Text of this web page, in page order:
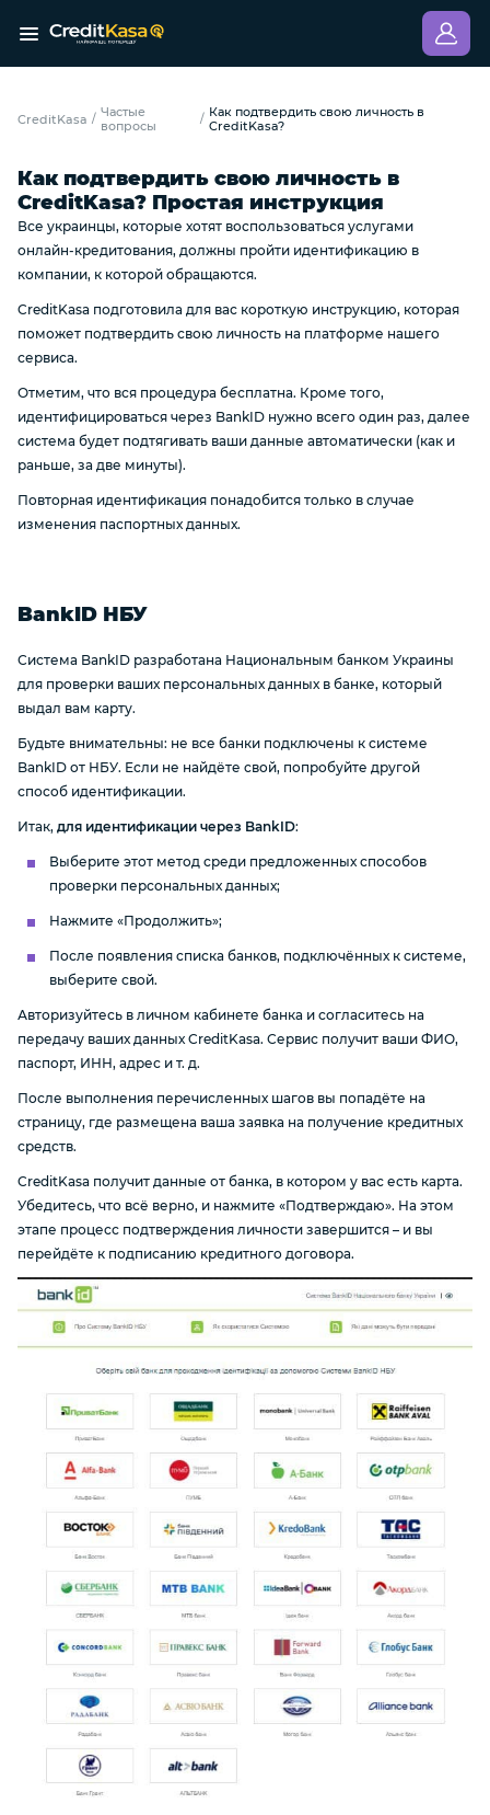
CreditKasa / Частые
вопросы
/ Как подтвердить свою личность в
CreditKasa?
Как подтвердить свою личность в
CreditKasa? Простая инструкция
Все украинцы, которые хотят воспользоваться услугами
онлайн-кредитования, должны пройти идентификацию в
компании, к которой обращаются.
CreditKasa подготовила для вас короткую инструкцию, которая
поможет подтвердить свою личность на платформе нашего
сервиса.
Отметим, что вся процедура бесплатна. Кроме того,
идентифицироваться через BankID нужно всего один раз, далее
система будет подтягивать ваши данные автоматически (как и
раньше, за две минуты).
Повторная идентификация понадобится только в случае
изменения паспортных данных.
BankID НБУ
Система BankID разработана Национальным банком Украины
для проверки ваших персональных данных в банке, который
выдал вам карту.
Будьте внимательны: не все банки подключены к системе
BankID от НБУ. Если не найдёте свой, попробуйте другой
способ идентификации.
Итак, для идентификации через BankID:
Выберите этот метод среди предложенных способов
проверки персональных данных;
Нажмите «Продолжить»;
После появления списка банков, подключённых к системе,
выберите свой.
Авторизуйтесь в личном кабинете банка и согласитесь на
передачу ваших данных CreditKasa. Сервис получит ваши ФИО,
паспорт, ИНН, адрес и т. д.
После выполнения перечисленных шагов вы попадёте на
страницу, где размещена ваша заявка на получение кредитных
средств.
CreditKasa получит данные от банка, в котором у вас есть карта.
Убедитесь, что всё верно, и нажмите «Подтверждаю». На этом
этапе процесс подтверждения личности завершится – и вы
перейдёте к подписанию кредитного договора.